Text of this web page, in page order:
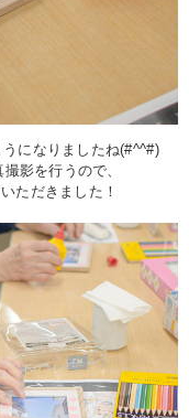
になりましたね(#^^#)
影を行うので、
ただきました！